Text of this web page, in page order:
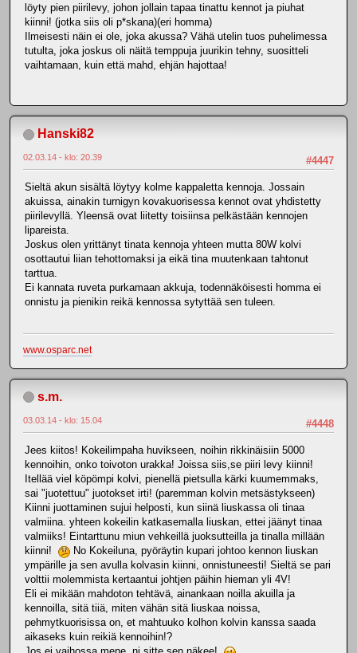
löyty pien piirilevy, johon jollain tapaa tinattu kennot ja piuhat
kiinni! (jotka siis oli p*skana)(eri homma)
Ilmeisesti näin ei ole, joka akussa? Vähä utelin tuos puhelimessa
tutulta, joka joskus oli näitä temppuja juurikin tehny, suositteli
vaihtamaan, kuin että mahd, ehjän hajottaa!
Hanski82
#4447
02.03.14 - klo: 20.39
Sieltä akun sisältä löytyy kolme kappaletta kennoja. Jossain
akuissa, ainakin turnigyn kovakuorisessa kennot ovat yhdistetty
piirilevyllä. Yleensä ovat liitetty toisiinsa pelkästään kennojen
lipareista.
Joskus olen yrittänyt tinata kennoja yhteen mutta 80W kolvi
osottautui liian tehottomaksi ja eikä tina muutenkaan tahtonut
tarttua.
Ei kannata ruveta purkamaan akkuja, todennäköisesti homma ei
onnistu ja pienikin reikä kennossa sytyttää sen tuleen.
www.osparc.net
s.m.
#4448
03.03.14 - klo: 15.04
Jees kiitos! Kokeilimpaha huvikseen, noihin rikkinäisiin 5000
kennoihin, onko toivoton urakka! Joissa siis,se piiri levy kiinni!
Itellää viel köpömpi kolvi, pienellä pietsulla kärki kuumemmaks,
sai "juotettuu" juotokset irti! (paremman kolvin metsästykseen)
Kiinni juottaminen sujui helposti, kun siinä liuskassa oli tinaa
valmiina. yhteen kokeilin katkasemalla liuskan, ettei jäänyt tinaa
valmiiks! Eintarttunu miun vehkeillä juoksutteilla ja tinalla millään
kiinni!
No Kokeiluna, pyöräytin kupari johtoo kennon liuskan
ympärille ja sen avulla kolvasin kiinni, onnistuneesti! Sieltä se pari
volttii molemmista kertaantui johtjen päihin hieman yli 4V!
Eli ei mikään mahdoton tehtävä, ainankaan noilla akuilla ja
kennoilla, sitä tiiä, miten vähän sitä liuskaa noissa,
pehmytkuorisissa on, et mahtuuko kolhon kolvin kanssa saada
aikaseks kuin reikiä kennoihin!?